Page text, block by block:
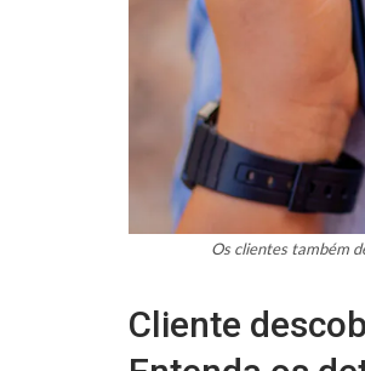
Os clientes também
Cliente